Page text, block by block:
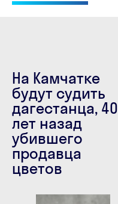
На Камчатке
будут судить
дагестанца, 40
лет назад
убившего
продавца
цветов